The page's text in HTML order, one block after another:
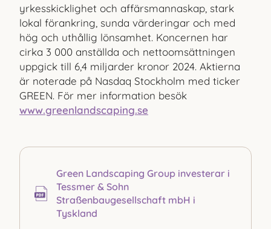
yrkesskicklighet och affärsmannaskap, stark
lokal förankring, sunda värderingar och med
hög och uthållig lönsamhet. Koncernen har
cirka 3 000 anställda och nettoomsättningen
uppgick till 6,4 miljarder kronor 2024. Aktierna
är noterade på Nasdaq Stockholm med ticker
GREEN. För mer information besök
www.greenlandscaping.se
Green Landscaping Group investerar i
Tessmer & Sohn
Straßenbaugesellschaft mbH i
Tyskland